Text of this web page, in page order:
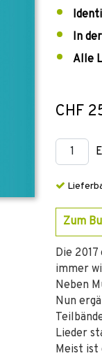
In
Alle
CHF
Zum
Die
immer
Neben
Nun
Lieder
Meist